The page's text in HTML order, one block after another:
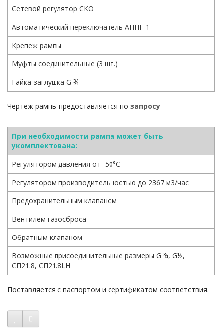
Сетевой регулятор СКО
Автоматический переключатель АППГ-1
Крепеж рампы
Муфты соединительные (3 шт.)
Гайка-заглушка G ¾
Чертеж рампы предоставляется по запросу
При необходимости рампа может быть
укомплектована:
Регулятором давления от -50°С
Регулятором производительностью до 2367 м3/час
Предохранительным клапаном
Вентилем газосброса
Обратным клапаном
Возможные присоединительные размеры G ¾, G½,
СП21.8, СП21.8LH
Поставляется с паспортом и сертификатом соответствия.